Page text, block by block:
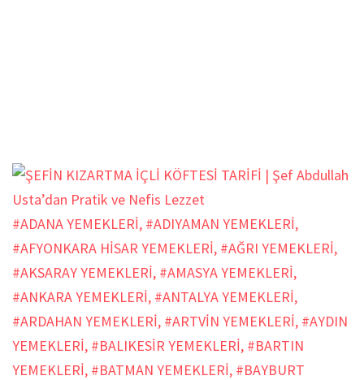
#ADANA YEMEKLERİ, #ADIYAMAN YEMEKLERİ,
#AFYONKARA HİSAR YEMEKLERİ, #AĞRI YEMEKLERİ,
#AKSARAY YEMEKLERİ, #AMASYA YEMEKLERİ,
#ANKARA YEMEKLERİ, #ANTALYA YEMEKLERİ,
#ARDAHAN YEMEKLERİ, #ARTVİN YEMEKLERİ, #AYDIN
YEMEKLERİ, #BALIKESİR YEMEKLERİ, #BARTIN
YEMEKLERİ, #BATMAN YEMEKLERİ, #BAYBURT